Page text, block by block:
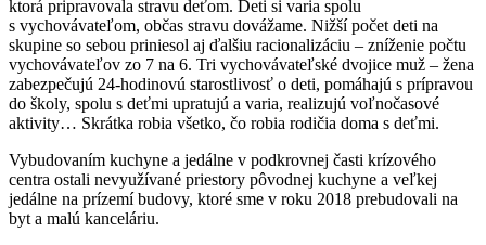
ktorá pripravovala stravu deťom. Deti si varia spolu
s vychovávateľom, občas stravu dovážame. Nižší počet deti na
skupine so sebou priniesol aj ďalšiu racionalizáciu – zníženie počtu
vychovávateľov zo 7 na 6. Tri vychovávateľské dvojice muž – žena
zabezpečujú 24-hodinovú starostlivosť o deti, pomáhajú s prípravou
do školy, spolu s deťmi upratujú a varia, realizujú voľnočasové
aktivity… Skrátka robia všetko, čo robia rodičia doma s deťmi.
Vybudovaním kuchyne a jedálne v podkrovnej časti krízového
centra ostali nevyužívané priestory pôvodnej kuchyne a veľkej
jedálne na prízemí budovy, ktoré sme v roku 2018 prebudovali na
byt a malú kanceláriu.